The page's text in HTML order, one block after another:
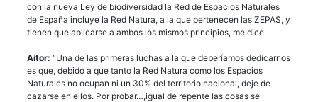
con la nueva Ley de biodiversidad la Red de Espacios Naturales
de España incluye la Red Natura, a la que pertenecen las ZEPAS, y
tienen que aplicarse a ambos los mismos principios, me dice.
Aitor: “Una de las primeras luchas a la que deberíamos dedicarnos
es que, debido a que tanto la Red Natura como los Espacios
Naturales no ocupan ni un 30% del territorio nacional, deje de
cazarse en ellos. Por probar…,igual de repente las cosas se